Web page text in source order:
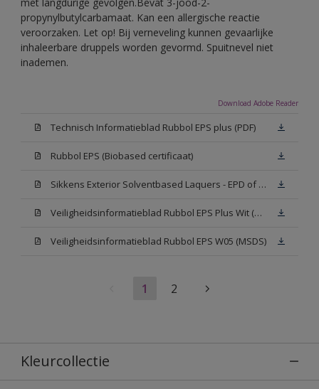
propynylbutylcarbamaat. Kan een allergische reactie
veroorzaken. Let op! Bij verneveling kunnen gevaarlijke
inhaleerbare druppels worden gevormd. Spuitnevel niet
inademen.
Download Adobe Reader
Technisch Informatieblad Rubbol EPS plus (PDF)
Rubbol EPS (Biobased certificaat)
Sikkens Exterior Solventbased Laquers - EPD of Milieuproductverklaring
Veiligheidsinformatieblad Rubbol EPS Plus Wit (MSDS)
Veiligheidsinformatieblad Rubbol EPS W05 (MSDS)
1 2
Kleurcollectie